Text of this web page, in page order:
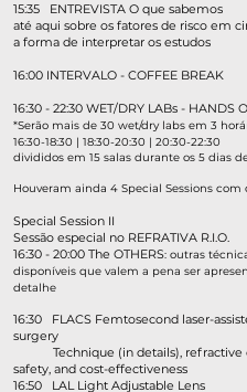
15:35 ENTREVISTA O que sabemos
até aqui sobre os fatores de risco em
a forma de interpretar os estudos
16:00 INTERVALO - COFFEE BREAK
16:30 - 22:30 WET/DRY LABs - HANDS
*Serão mais de 30 wet/dry labs em 3
16:30-18:30 | 18:30-20:30 | 20:30-22:30
divididos em 15 salas durante os 5 dias
Houveram ainda 4 Special Sessions com
Special Session II
Sessão especial no REFRATIVA R.I.O.
16:30 - 20:00 The OTHERS: outras
disponíveis que valem a pena ser
detalhe
16:30 FLACS Femtosecond laser-
surgery
Technique (in details), refractive
safety, and cost-effectiveness
​16:50 LAL Light Adjustable Lens